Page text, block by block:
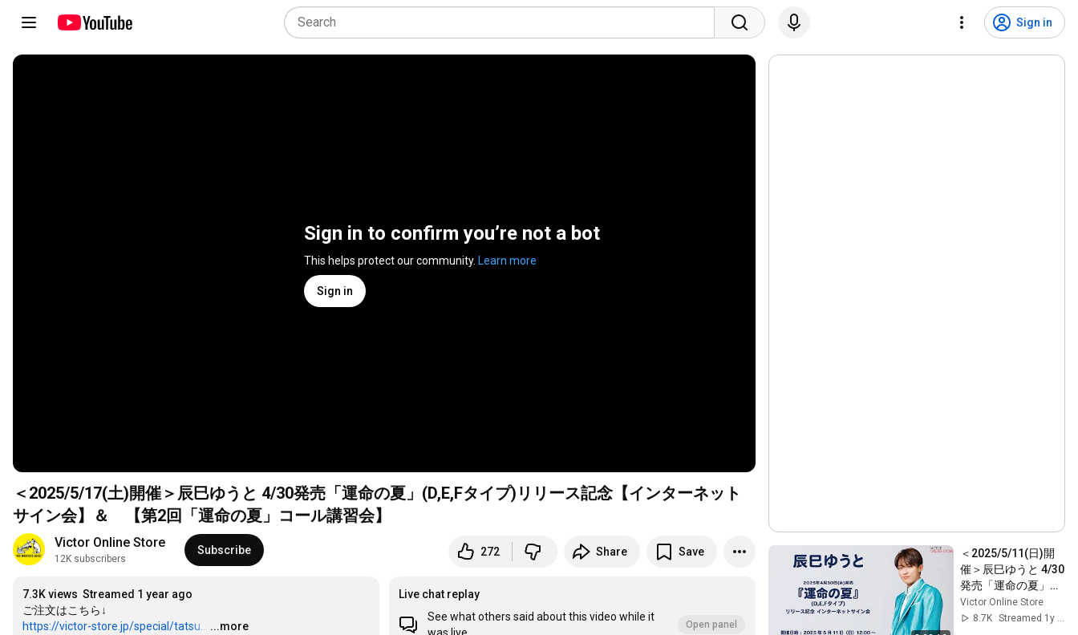
Sign in
Sign in to confirm you’re not a bot
This helps protect our community. Learn more
Sign in
＜2025/5/17(土)開催＞辰巳ゆうと 4/30発売「運命の夏」(D,E,Fタイプ)リリース記念【インターネット
サイン会】＆ 【第2回「運命の夏」コール講習会】
Victor Online Store
12K subscribers
Subscribe 272 Share Save
7.3K views Streamed 1 year ago
https://victor-store.jp/special/tatsu...
…
...more
Live chat replay
See what others said about this video while it
Open panel
＜2025/5/11(日)開
催＞辰巳ゆうと 4/30
発売「運命の夏」
(D,E,Fタイプ)リリー
ス記念インターネッ
Victor Online Store
8.7K
Streamed 1y ago